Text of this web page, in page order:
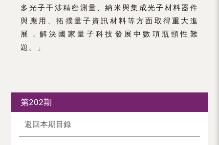
多光子干涉精密測量、納米與集成光子材料器件
與應用、拓撲量子資訊材料等方面取得重大進
展，解決國家量子科技發展中數項瓶頸性難
題。」
第202期
返回本期目錄